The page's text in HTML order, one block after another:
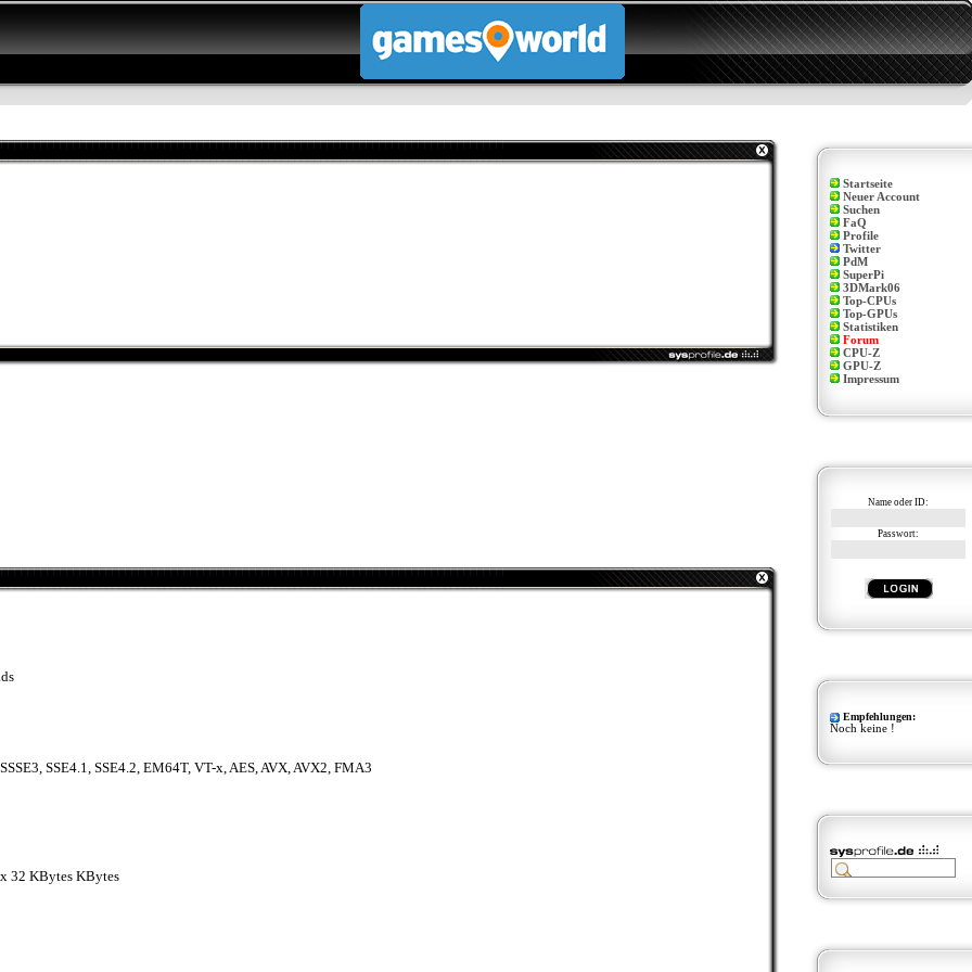
SSE4.1, SSE4.2, EM64T, VT-x, AES, AVX, AVX2, FMA3
32 KBytes KBytes
Startseite
Neuer Account
Suchen
FaQ
Profile
Twitter
PdM
SuperPi
3DMark06
Top-CPUs
Top-GPUs
Statistiken
Forum
CPU-Z
GPU-Z
Impressum
Name oder ID:
Passwort:
Empfehlungen:
Noch keine !